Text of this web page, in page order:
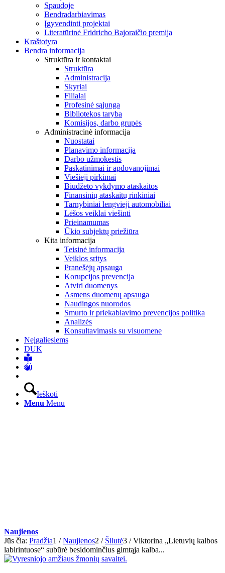
Spaudoje
Bendradarbiavimas
Įgyvendinti projektai
Literatūrinė Fridricho Bajoraičio premija
Kraštotyra
Bendra informacija
Struktūra ir kontaktai
Struktūra
Administracija
Skyriai
Filialai
Profesinė sąjunga
Bibliotekos taryba
Komisijos, darbo grupės
Administracinė informacija
Nuostatai
Planavimo informacija
Darbo užmokestis
Paskatinimai ir apdovanojimai
Viešieji pirkimai
Biudžeto vykdymo ataskaitos
Finansinių ataskaitų rinkiniai
Tarnybiniai lengvieji automobiliai
Lėšos veiklai viešinti
Prieinamumas
Ūkio subjektų priežiūra
Kita informacija
Teisinė informacija
Veiklos sritys
Pranešėjų apsauga
Korupcijos prevencija
Atviri duomenys
Asmens duomenų apsauga
Naudingos nuorodos
Smurto ir priekabiavimo prevencijos politika
Analizės
Konsultavimasis su visuomene
Neįgaliesiems
DUK
Ieškoti
Menu Menu
Naujienos
Jūs čia: Pradžia1 / Naujienos2 / Šilutė3 / Viktorina „Lietuvių kalbos
labirintuose“ subūrė besidominčius gimtąja kalba...